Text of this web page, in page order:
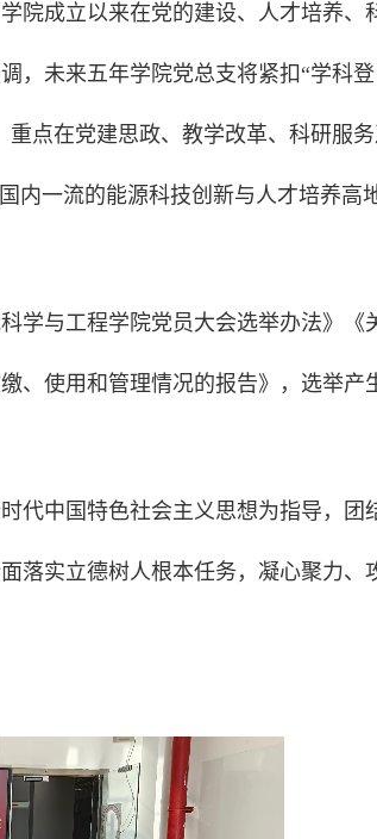
院成立以来在党的建设、人才培养、
，未来五年学院党总支将紧扣“学科登
点在党建思政、教学改革、科研服
内一流的能源科技创新与人才培养高地
学与工程学院党员大会选举办法》《
、使用和管理情况的报告》，选举产
代中国特色社会主义思想为指导，团
落实立德树人根本任务，凝心聚力、